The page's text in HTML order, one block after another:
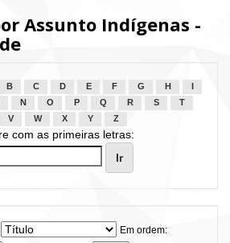
Assunto Indígenas -
B C D E F G H
N O P Q R S
T
V W X Y Z
com as primeiras letras:
Em ordem: